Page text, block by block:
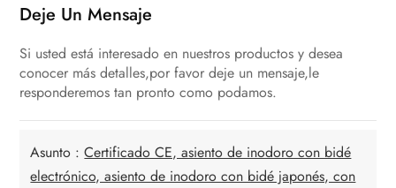
Deje Un Mensaje
Si usted está interesado en nuestros productos y desea
conocer más detalles,por favor deje un mensaje,le
responderemos tan pronto como podamos.
Asunto :Certificado CE, asiento de inodoro con bidé
electrónico, asiento de inodoro con bidé japonés, con